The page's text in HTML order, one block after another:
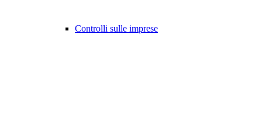
Controlli sulle imprese